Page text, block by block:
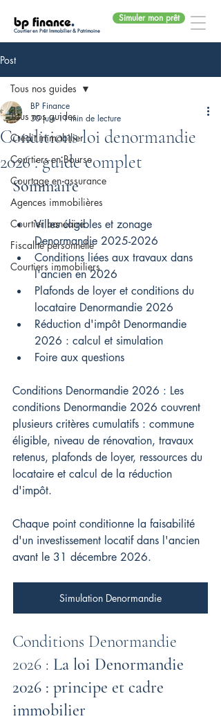
bp finance.
Courtier en Prêt Immobilier & Patrimoine
Simuler mon prêt
Post
Tous nos guides
Crédit immobilier
Courtiers en Bourse
Courtage en assurance
Agences immobilières
Courtier bancaire
Fiscalité personnelle
Courtiers immobiliers
Tous nos guides
Conditions loi denormandie
2026 : guide complet
BP Finance
30 juin 11 min de lecture
Sommaire
Villes éligibles et zonage
Denormandie 2025-2026
Conditions liées aux travaux dans
l'ancien en 2026
Plafonds de loyer et conditions du
locataire Denormandie 2026
Réduction d'impôt Denormandie
2026 : calcul et simulation
Foire aux questions
Conditions Denormandie 2026 : Les
conditions Denormandie 2026 couvrent
plusieurs critères cumulatifs : commune
éligible, niveau de rénovation, travaux
retenus, plafonds de loyer, ressources du
locataire et calcul de la réduction
d'impôt.
Chaque point conditionne la faisabilité
d'un investissement locatif dans l'ancien
avant le 31 décembre 2026.
Simulation Denormandie
Conditions Denormandie
2026 : La loi Denormandie
2026 : principe et cadre
immobilier